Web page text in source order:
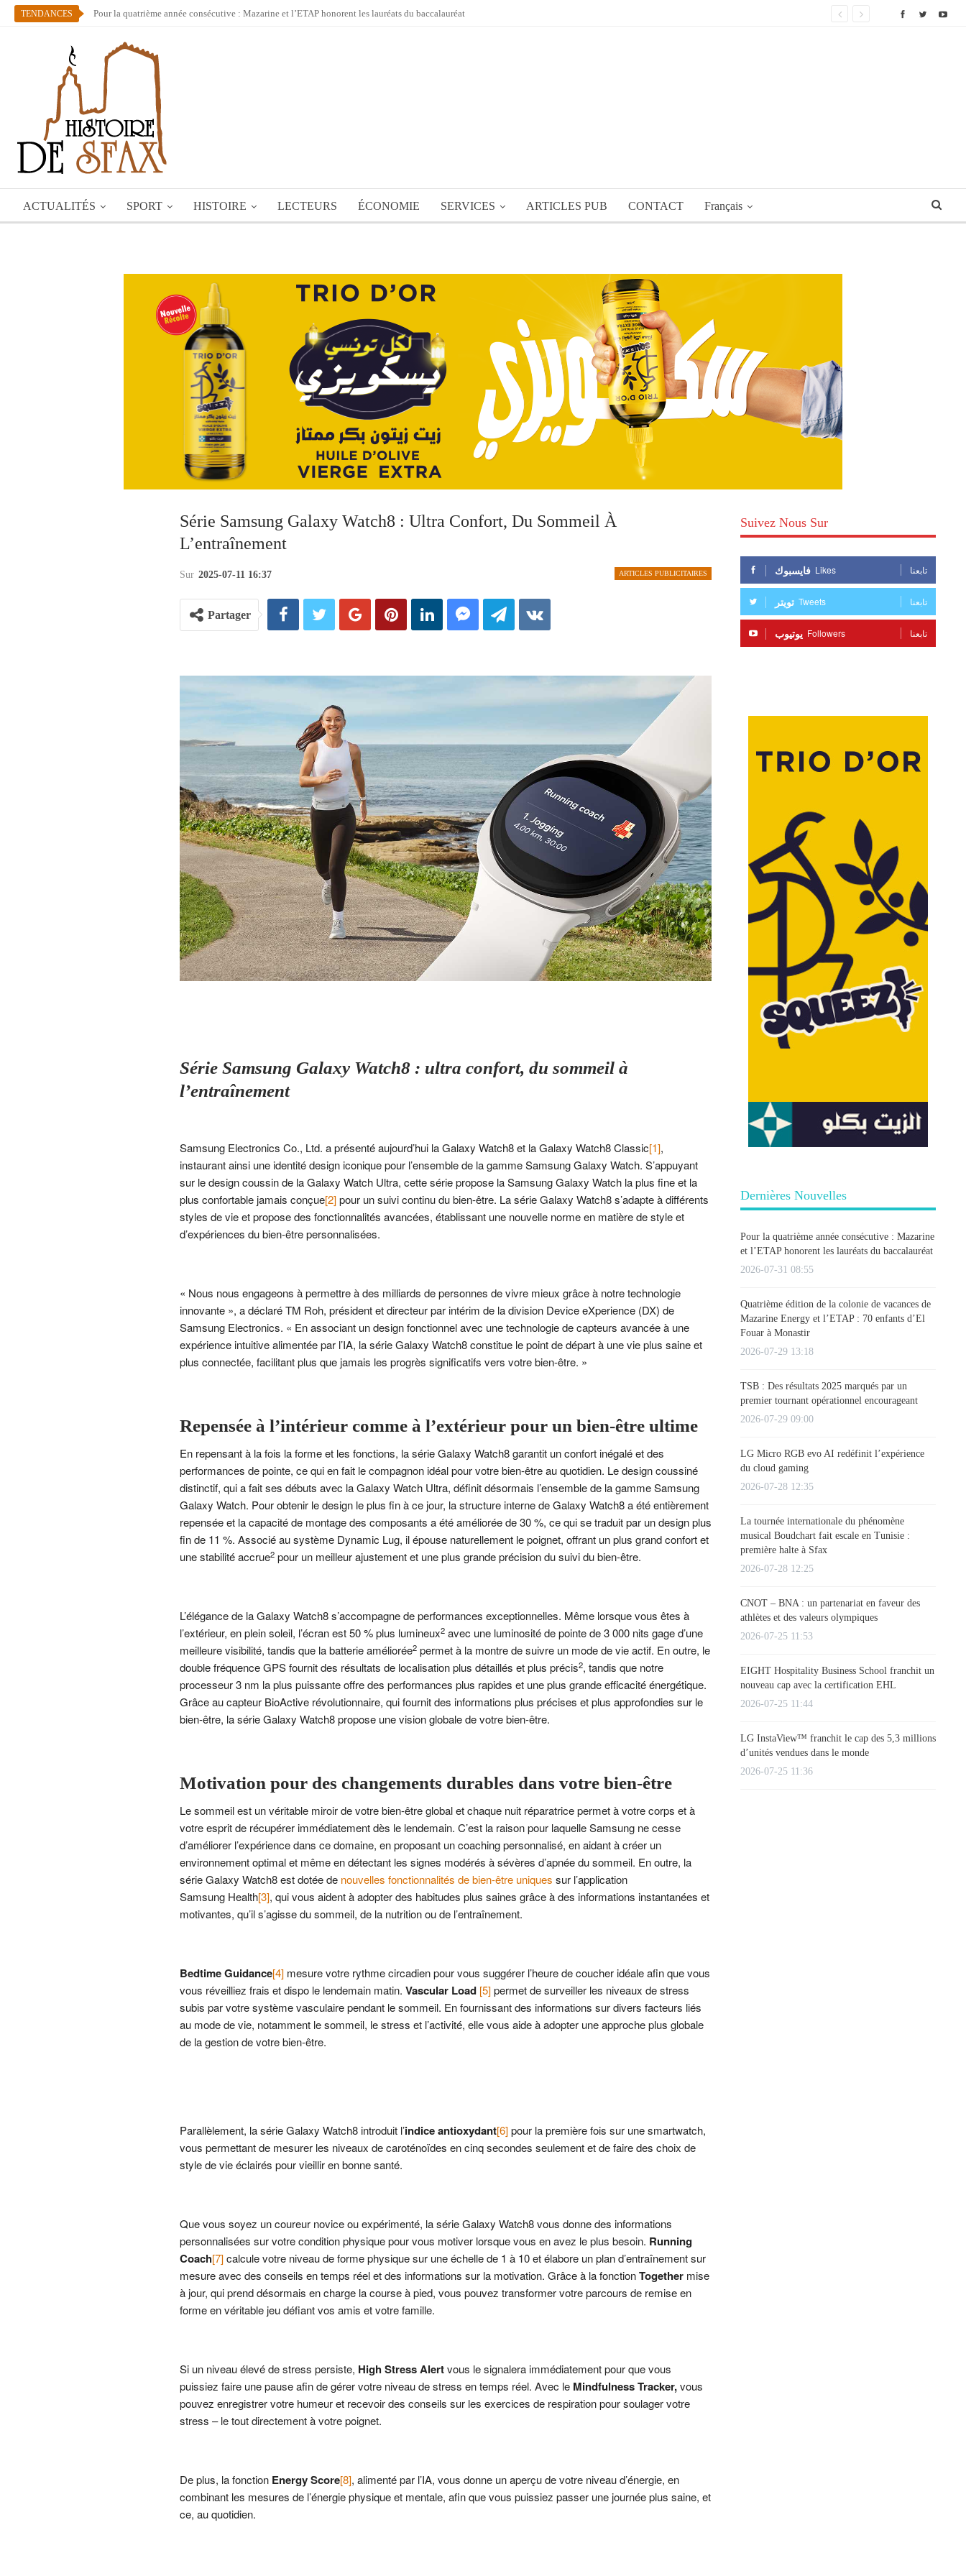
TENDANCES Pour la quatrième année consécutive : Mazarine et l’ETAP honorent les lauréats du baccalauréat
ACTUALITÉS SPORT HISTOIRE LECTEURS ÉCONOMIE SERVICES ARTICLES PUB CONTACT Français
Série Samsung Galaxy Watch8 : Ultra Confort, Du Sommeil À
L’entraînement
ARTICLES PUBLICITAIRES
Sur 2025-07-11 16:37
Partager
Série Samsung Galaxy Watch8 : ultra confort, du sommeil à
l’entraînement
Samsung Electronics Co., Ltd. a présenté aujourd’hui la Galaxy Watch8 et la Galaxy Watch8 Classic[1],
instaurant ainsi une identité design iconique pour l’ensemble de la gamme Samsung Galaxy Watch. S’appuyant
sur le design coussin de la Galaxy Watch Ultra, cette série propose la Samsung Galaxy Watch la plus fine et la
plus confortable jamais conçue[2]pour un suivi continu du bien-être. La série Galaxy Watch8 s’adapte à différents
styles de vie et propose des fonctionnalités avancées, établissant une nouvelle norme en matière de style et
d’expériences du bien-être personnalisées.
« Nous nous engageons à permettre à des milliards de personnes de vivre mieux grâce à notre technologie
innovante », a déclaré TM Roh, président et directeur par intérim de la division Device eXperience (DX) de
Samsung Electronics. « En associant un design fonctionnel avec une technologie de capteurs avancée à une
expérience intuitive alimentée par l’IA, la série Galaxy Watch8 constitue le point de départ à une vie plus saine et
plus connectée, facilitant plus que jamais les progrès significatifs vers votre bien-être. »
Repensée à l’intérieur comme à l’extérieur pour un bien-être ultime
En repensant à la fois la forme et les fonctions, la série Galaxy Watch8 garantit un confort inégalé et des
performances de pointe, ce qui en fait le compagnon idéal pour votre bien-être au quotidien. Le design coussiné
distinctif, qui a fait ses débuts avec la Galaxy Watch Ultra, définit désormais l’ensemble de la gamme Samsung
Galaxy Watch. Pour obtenir le design le plus fin à ce jour, la structure interne de Galaxy Watch8 a été entièrement
repensée et la capacité de montage des composants a été améliorée de 30 %, ce qui se traduit par un design plus
fin de 11 %. Associé au système Dynamic Lug, il épouse naturellement le poignet, offrant un plus grand confort et
une stabilité accrue2 pour un meilleur ajustement et une plus grande précision du suivi du bien-être.
L’élégance de la Galaxy Watch8 s’accompagne de performances exceptionnelles. Même lorsque vous êtes à
l’extérieur, en plein soleil, l’écran est 50 % plus lumineux2 avec une luminosité de pointe de 3 000 nits gage d’une
meilleure visibilité, tandis que la batterie améliorée2 permet à la montre de suivre un mode de vie actif. En outre, le
double fréquence GPS fournit des résultats de localisation plus détaillés et plus précis2, tandis que notre
processeur 3 nm la plus puissante offre des performances plus rapides et une plus grande efficacité énergétique.
Grâce au capteur BioActive révolutionnaire, qui fournit des informations plus précises et plus approfondies sur le
bien-être, la série Galaxy Watch8 propose une vision globale de votre bien-être.
Motivation pour des changements durables dans votre bien-être
Le sommeil est un véritable miroir de votre bien-être global et chaque nuit réparatrice permet à votre corps et à
votre esprit de récupérer immédiatement dès le lendemain. C’est la raison pour laquelle Samsung ne cesse
d’améliorer l’expérience dans ce domaine, en proposant un coaching personnalisé, en aidant à créer un
environnement optimal et même en détectant les signes modérés à sévères d’apnée du sommeil. En outre, la
série Galaxy Watch8 est dotée de nouvelles fonctionnalités de bien-être uniques sur l’application
Samsung Health[3], qui vous aident à adopter des habitudes plus saines grâce à des informations instantanées et
motivantes, qu’il s’agisse du sommeil, de la nutrition ou de l’entraînement.
Bedtime Guidance[4] mesure votre rythme circadien pour vous suggérer l’heure de coucher idéale afin que vous
vous réveilliez frais et dispo le lendemain matin. Vascular Load [5]permet de surveiller les niveaux de stress
subis par votre système vasculaire pendant le sommeil. En fournissant des informations sur divers facteurs liés
au mode de vie, notamment le sommeil, le stress et l’activité, elle vous aide à adopter une approche plus globale
de la gestion de votre bien-être.
Parallèlement, la série Galaxy Watch8 introduit l’indice antioxydant[6]pour la première fois sur une smartwatch,
vous permettant de mesurer les niveaux de caroténoïdes en cinq secondes seulement et de faire des choix de
style de vie éclairés pour vieillir en bonne santé.
Que vous soyez un coureur novice ou expérimenté, la série Galaxy Watch8 vous donne des informations
personnalisées sur votre condition physique pour vous motiver lorsque vous en avez le plus besoin. Running
Coach[7]calcule votre niveau de forme physique sur une échelle de 1 à 10 et élabore un plan d’entraînement sur
mesure avec des conseils en temps réel et des informations sur la motivation. Grâce à la fonctionTogether mise
à jour, qui prend désormais en charge la course à pied, vous pouvez transformer votre parcours de remise en
forme en véritable jeu défiant vos amis et votre famille.
Si un niveau élevé de stress persiste, High Stress Alertvous le signalera immédiatement pour que vous
puissiez faire une pause afin de gérer votre niveau de stress en temps réel. Avec le Mindfulness Tracker,vous
pouvez enregistrer votre humeur et recevoir des conseils sur les exercices de respiration pour soulager votre
stress – le tout directement à votre poignet.
De plus, la fonction Energy Score[8], alimenté par l’IA, vous donne un aperçu de votre niveau d’énergie, en
combinant les mesures de l’énergie physique et mentale, afin que vous puissiez passer une journée plus saine, et
ce, au quotidien.
Suivez Nous Sur
فايسبوك Likes تابعنا
تويتر Tweets تابعنا
يوتيوب Followers تابعنا
Dernières Nouvelles
Pour la quatrième année consécutive : Mazarine
et l’ETAP honorent les lauréats du baccalauréat
2026-07-31 08:55
Quatrième édition de la colonie de vacances de
Mazarine Energy et l’ETAP : 70 enfants d’El
Fouar à Monastir
2026-07-29 13:18
TSB : Des résultats 2025 marqués par un
premier tournant opérationnel encourageant
2026-07-29 09:00
LG Micro RGB evo AI redéfinit l’expérience
du cloud gaming
2026-07-28 12:35
La tournée internationale du phénomène
musical Boudchart fait escale en Tunisie :
première halte à Sfax
2026-07-28 12:25
CNOT – BNA : un partenariat en faveur des
athlètes et des valeurs olympiques
2026-07-25 11:53
EIGHT Hospitality Business School franchit un
nouveau cap avec la certification EHL
2026-07-25 11:44
LG InstaView™ franchit le cap des 5,3 millions
d’unités vendues dans le monde
2026-07-25 11:36